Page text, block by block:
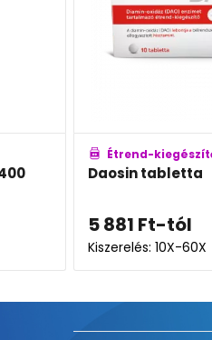
kiegészítő
tabletta
10X-60X